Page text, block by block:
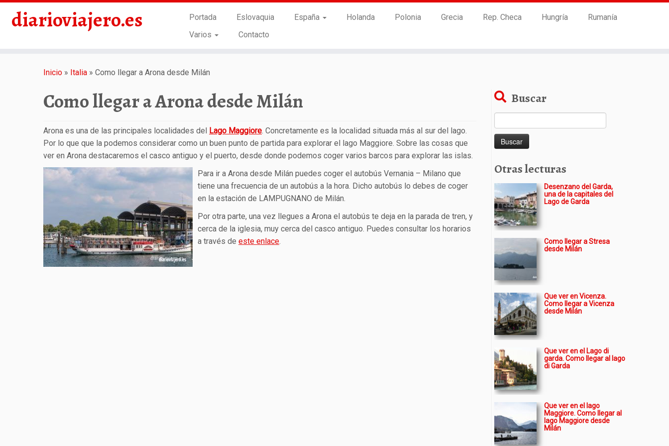
diarioviajero.es Portada Eslovaquia España Holanda Polonia Grecia Rep. Checa Hungría
Rumanía
Varios
Contacto
Inicio » Italia » Como llegar a Arona desde Milán
Como llegar a Arona desde Milán
Arona es una de las principales localidades del Lago Maggiore. Concretamente es la localidad situada más al sur del lago.
Por lo que que la podemos considerar como un buen punto de partida para explorar el lago Maggiore. Sobre las cosas que
ver en Arona destacaremos el casco antiguo y el puerto, desde donde podemos coger varios barcos para explorar las islas.
Para ir a Arona desde Milán puedes coger el autobús Vernania – Milano que
tiene una frecuencia de un autobús a la hora. Dicho autobús lo debes de coger
en la estación de LAMPUGNANO de Milán.
Por otra parte, una vez llegues a Arona el autobús te deja en la parada de tren, y
cerca de la iglesia, muy cerca del casco antiguo. Puedes consultar los horarios
a través de este enlace.
Buscar
Otras lecturas
Desenzano del Garda,
una de la capitales del
Lago de Garda
Como llegar a Stresa
desde Milán
Que ver en Vicenza.
Como llegar a Vicenza
desde Milán
Que ver en el Lago di
garda. Como llegar al lago
di Garda
Que ver en el lago
Maggiore. Como llegar al
lago Maggiore desde
Milán